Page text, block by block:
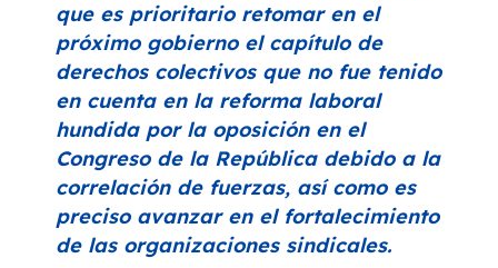
que es prioritario retomar en el
próximo gobierno el capítulo de
derechos colectivos que no fue tenido
en cuenta en la reforma laboral
hundida por la oposición en el
Congreso de la República debido a la
correlación de fuerzas, así como es
preciso avanzar en el fortalecimiento
de las organizaciones sindicales.